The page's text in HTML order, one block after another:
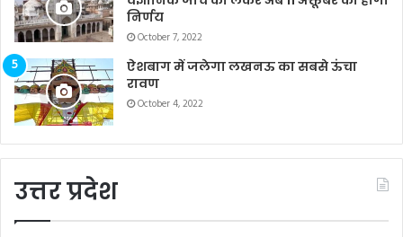
निर्णय
October 7, 2022
ऐशबाग में जलेगा लखनऊ का सबसे ऊंचा
रावण
October 4, 2022
उत्तर प्रदेश